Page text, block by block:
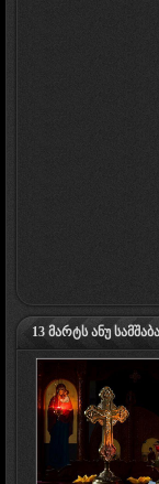
13 მარტს ანუ